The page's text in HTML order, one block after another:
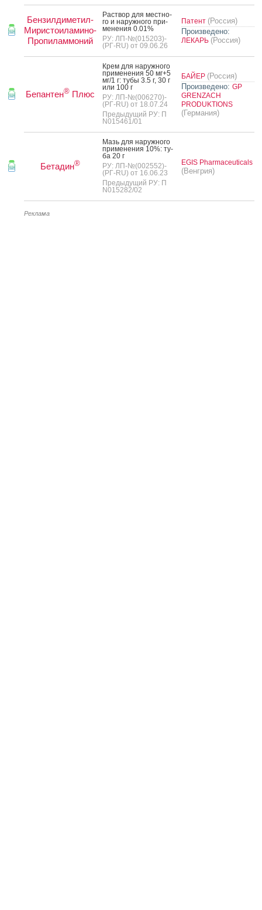
Бензилдиметил-
Миристоиламино-
Пропиламмоний
Рас­твор для мес­тно­
го и на­руж­но­го при­
мене­ния 0.01%
РУ: ЛП-№(015203)-
(РГ-RU) от 09.06.26
Патент (Россия)
Произведено:
ЛЕКАРЬ (Россия)
Бепантен® Плюс
Крем для на­руж­но­го
при­мене­ния 50 мг+5
мг/1 г: ту­бы 3.5 г, 30 г
или 100 г
РУ: ЛП-№(006270)-
(РГ-RU) от 18.07.24
Предыдущий РУ: П
N015461/01
БАЙЕР (Россия)
Произведено: GP
GRENZACH
PRODUKTIONS
(Германия)
Бетадин®
Мазь для на­руж­но­го
при­мене­ния 10%: ту­
ба 20 г
РУ: ЛП-№(002552)-
(РГ-RU) от 16.06.23
Предыдущий РУ: П
N015282/02
EGIS Pharmaceuticals
(Венгрия)
Реклама